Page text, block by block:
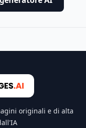
originali e di alta